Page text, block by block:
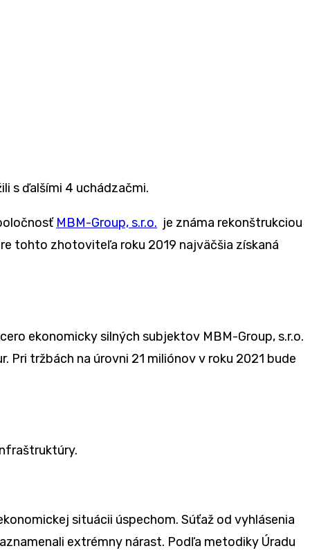
s ďalšími 4 uchádzačmi.
MBM-Group, s.r.o. je známa rekonštrukciou
tohto zhotoviteľa roku 2019 najväčšia získaná
ekonomicky silných subjektov MBM-Group, s.r.o.
Pri tržbách na úrovni 21 miliónov v roku 2021 bude
situácii úspechom. Súťaž od vyhlásenia
extrémny nárast. Podľa metodiky Úradu